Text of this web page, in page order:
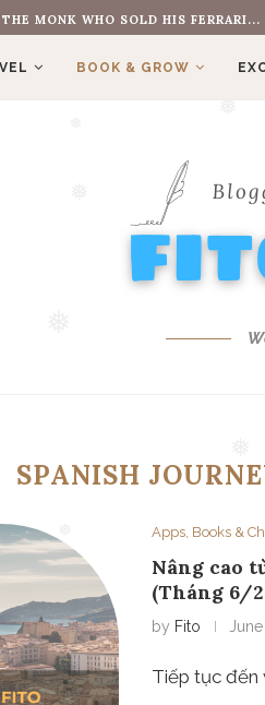
❅
❅
MONK WHO SOLD HIS FERRARI...
BOOK & GROW
SPANISH
Apps, Books &
Nâng cao
(Tháng 6/
by Fito
Tiếp tục đến